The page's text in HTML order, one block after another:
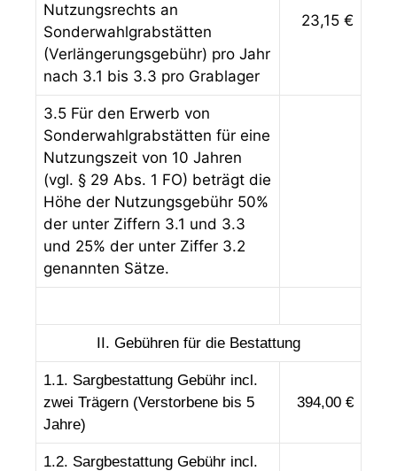
Nutzungsrechts an
Sonderwahlgrabstätten
(Verlängerungsgebühr) pro Jahr
nach 3.1 bis 3.3 pro Grablager
23,15 €
3.5 Für den Erwerb von
Sonderwahlgrabstätten für eine
Nutzungszeit von 10 Jahren
(vgl. § 29 Abs. 1 FO) beträgt die
Höhe der Nutzungsgebühr 50%
der unter Ziffern 3.1 und 3.3
und 25% der unter Ziffer 3.2
genannten Sätze.
II. Gebühren für die Bestattung
1.1. Sargbestattung Gebühr incl.
zwei Trägern (Verstorbene bis 5
Jahre)
394,00 €
1.2. Sargbestattung Gebühr incl.